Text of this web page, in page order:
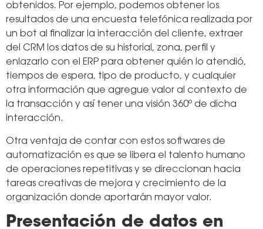
obtenidos. Por ejemplo, podemos obtener los
resultados de una encuesta telefónica realizada por
un bot al finalizar la interacción del cliente, extraer
del CRM los datos de su historial, zona, perfil y
enlazarlo con el ERP para obtener quién lo atendió,
tiempos de espera, tipo de producto, y cualquier
otra información que agregue valor al contexto de
la transacción y así tener una visión 360º de dicha
interacción.
Otra ventaja de contar con estos softwares de
automatización es que se libera el talento humano
de operaciones repetitivas y se direccionan hacia
tareas creativas de mejora y crecimiento de la
organización donde aportarán mayor valor.
Presentación de datos en